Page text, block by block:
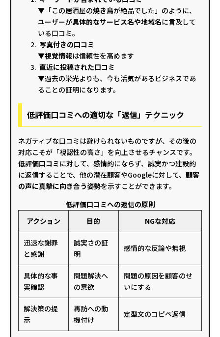
▼「この居酒屋の焼き鳥が絶品でした」のように、
ユーザーが具体的なサービス名や地域名に言及して
いる口コミ。
写真付きの口コミ
▼視覚情報は信頼性を高めます
直近に投稿された口コミ
▼過去の栄光よりも、今も活気があるビジネスであ
ることの証明になります。
低評価口コミへの適切な「返信」テクニック
ネガティブな口コミは避けられないものですが、その後の
対応こそが「視認性の高さ」を向上させるチャンスです。
低評価口コミに対して、感情的にならず、誠実かつ建設的
に返信することで、他の潜在顧客やGoogleに対して、 顧客
の声に真摯に向き合う姿勢を示すことができます。
低評価口コミへの返信の原則
アクション
目的 NGな対応
迅速な謝罪
と感謝
誠実さの証
明
感情的な反論や無視
具体的な事
実確認
問題解決へ
の意欲
問題の原因を顧客のせ
いにする
解決策の提
示
再訪への動
機付け
定型文のコピペ返信